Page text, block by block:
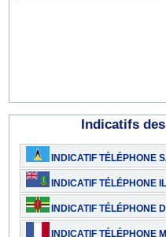
Indicatifs
INDICATIF TÉLÉPHONE
INDICATIF TÉLÉPHONE
BRITANNIQUES
INDICATIF TÉLÉPHONE
INDICATIF TÉLÉPHONE